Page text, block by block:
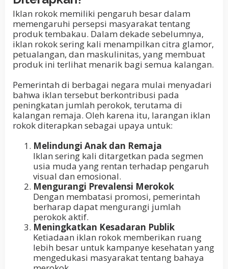
Iklan rokok memiliki pengaruh besar dalam
memengaruhi persepsi masyarakat tentang
produk tembakau. Dalam dekade sebelumnya,
iklan rokok sering kali menampilkan citra glamor,
petualangan, dan maskulinitas, yang membuat
produk ini terlihat menarik bagi semua kalangan.
Pemerintah di berbagai negara mulai menyadari
bahwa iklan tersebut berkontribusi pada
peningkatan jumlah perokok, terutama di
kalangan remaja. Oleh karena itu, larangan iklan
rokok diterapkan sebagai upaya untuk:
Melindungi Anak dan Remaja
Iklan sering kali ditargetkan pada segmen
usia muda yang rentan terhadap pengaruh
visual dan emosional.
Mengurangi Prevalensi Merokok
Dengan membatasi promosi, pemerintah
berharap dapat mengurangi jumlah
perokok aktif.
Meningkatkan Kesadaran Publik
Ketiadaan iklan rokok memberikan ruang
lebih besar untuk kampanye kesehatan yang
mengedukasi masyarakat tentang bahaya